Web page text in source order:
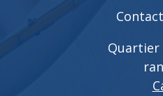
Quartier